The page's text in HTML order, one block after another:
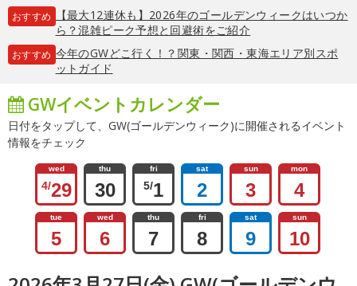
おすすめ
【最大12連休も】2026年のゴールデンウィークはいつか
ら？混雑ピーク予想と回避術をご紹介
おすすめ 今年のGWどこ行く！？関東・関西・東海エリア別スポ
ットガイド
GWイベントカレンダー
日付をタップして、GW(ゴールデンウィーク)に開催されるイベント
情報をチェック
wed
4/29
thu
30
fri
5/1
sat
2
sun
3
mon
4
tue
5
wed
6
thu
7
fri
8
sat
9
sun
10